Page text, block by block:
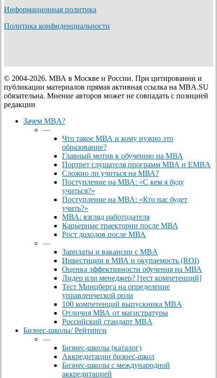
Информационная политика
Политика конфиденциальности
© 2004-2026. МВА в Москве и России. При цитировании и
публикации материалов прямая активная ссылка на MBA.SU
обязательна. Мнение авторов может не совпадать с позицией
редакции
Close
Зачем MBA?
—
Что такое МВА и кому нужно это
образование?
Главный мотив к обучению на МВА
Портрет слушателя программ МВА и EMBA
Сложно ли учиться на МВА?
Поступление на МВА: «С кем я буду
учиться?»
Поступление на МВА: «Кто нас будет
учить?»
МВА: взгляд работодателя
Карьерные траектории после МВА
Рост доходов после МВА
—
Зарплаты и вакансии с MBA
Инвестиции в МВА и окупаемость (ROI)
Оценка эффективности обучения на МВА
Лидер или менеджер? [тест компетенций]
Тест Минцберга на определение
управленческой роли
100 компетенций выпускника MBA
Отличия МВА от магистратуры
Российский стандарт MBA
Бизнес-школы/ Рейтинги
—
Бизнес-школы (каталог)
Аккредитации бизнес-школ
Бизнес-школы с международной
аккредитацией